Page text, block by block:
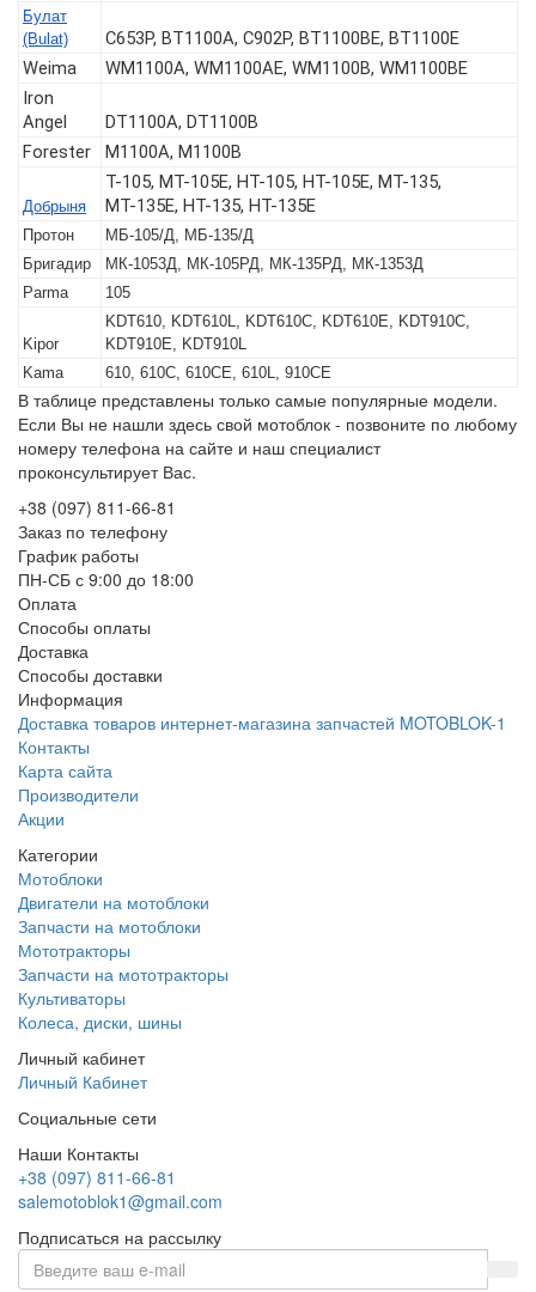
Булат
(Bulat)
C653P, BT1100A, C902P, BT1100BЕ, BT1100E
Weima
WM1100A, WM1100AE, WM1100B, WM1100BE
Iron
Angel
DT1100A, DT1100B
Forester
M1100A, M1100B
Добрыня
T-105, МТ-105Е, НТ-105, НТ-105Е, МТ-135,
МТ-135Е, НТ-135, НТ-135Е
Протон
МБ-105/Д, МБ-135/Д
Бригадир
МК-1053Д, МК-105РД, МК-135РД, МК-1353Д
Parma
105
Kipor
KDT610, KDT610L, KDT610C, KDT610E, KDT910C,
KDT910E, KDT910L
Kama
610, 610C, 610CE, 610L, 910CE
В таблице представлены только самые популярные модели.
Если Вы не нашли здесь свой мотоблок - позвоните по любому
номеру телефона на сайте и наш специалист
проконсультирует Вас.
+38 (097) 811-66-81
Заказ по телефону
График работы
ПН-СБ с 9:00 до 18:00
Оплата
Способы оплаты
Доставка
Способы доставки
Информация
Доставка товаров интернет-магазина запчастей MOTOBLOK-1
Контакты
Карта сайта
Производители
Акции
Категории
Мотоблоки
Двигатели на мотоблоки
Запчасти на мотоблоки
Мототракторы
Запчасти на мототракторы
Культиваторы
Колеса, диски, шины
Личный кабинет
Личный Кабинет
Социальные сети
Наши Контакты
+38 (097) 811-66-81
salemotoblok1@gmail.com
Подписаться на рассылку